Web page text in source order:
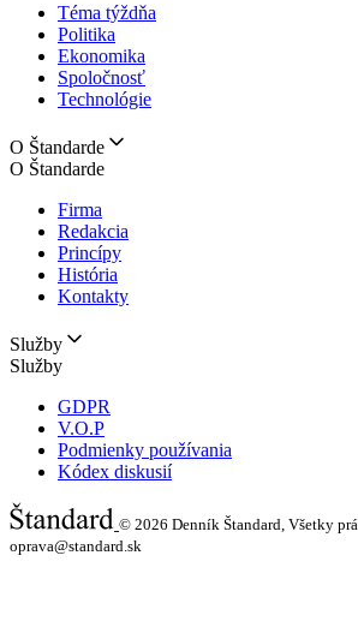
Téma týždňa
Politika
Ekonomika
Spoločnosť
Technológie
O Štandarde
O Štandarde
Firma
Redakcia
Princípy
História
Kontakty
Služby
Služby
GDPR
V.O.P
Podmienky používania
Kódex diskusií
© 2026 Denník Štandard, Všetky
oprava@standard.sk